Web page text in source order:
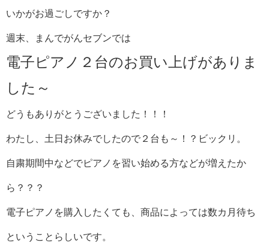
いかがお過ごしですか？
週末、まんでがんセブンでは
電子ピアノ２台のお買い上げがありま
した～
どうもありがとうございました！！！
わたし、土日お休みでしたので２台も～！？ビックリ。
自粛期間中などでピアノを習い始める方などが増えたか
ら？？？
電子ピアノを購入したくても、商品によっては数カ月待ち
ということらしいです。